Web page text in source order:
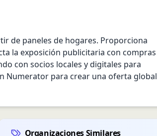
de paneles de hogares. Proporciona
la exposición publicitaria con compras
con socios locales y digitales para
Numerator para crear una oferta global
Organizaciones Similares